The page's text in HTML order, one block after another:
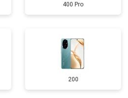
400 Pro
200